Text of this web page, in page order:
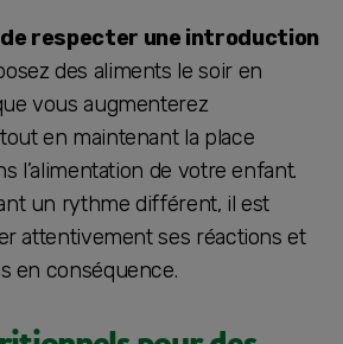
respecter une introduction
des aliments le soir en
vous augmenterez
en maintenant la place
l’alimentation de votre enfant.
un rythme différent, il est
attentivement ses réactions et
en conséquence.